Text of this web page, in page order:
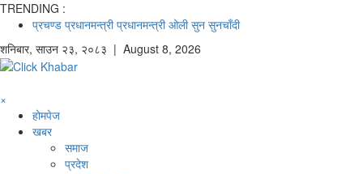
TRENDING :
प्रचण्ड प्रधानमन्त्री प्रधानमन्त्री ओली सुन सुनचाँदी
शनिबार, साउन २३, २०८३ | August 8, 2026
×
होमपेज
खबर
समाज
प्रदेश